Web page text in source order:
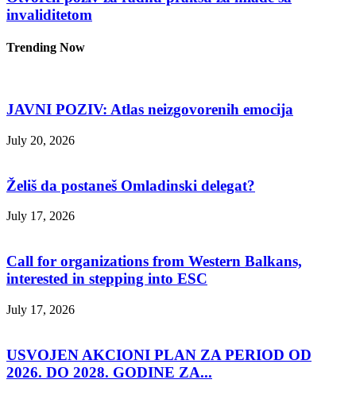
invaliditetom
Trending Now
JAVNI POZIV: Atlas neizgovorenih emocija
July 20, 2026
Želiš da postaneš Omladinski delegat?
July 17, 2026
Call for organizations from Western Balkans,
interested in stepping into ESC
July 17, 2026
USVOJEN AKCIONI PLAN ZA PERIOD OD
2026. DO 2028. GODINE ZA...